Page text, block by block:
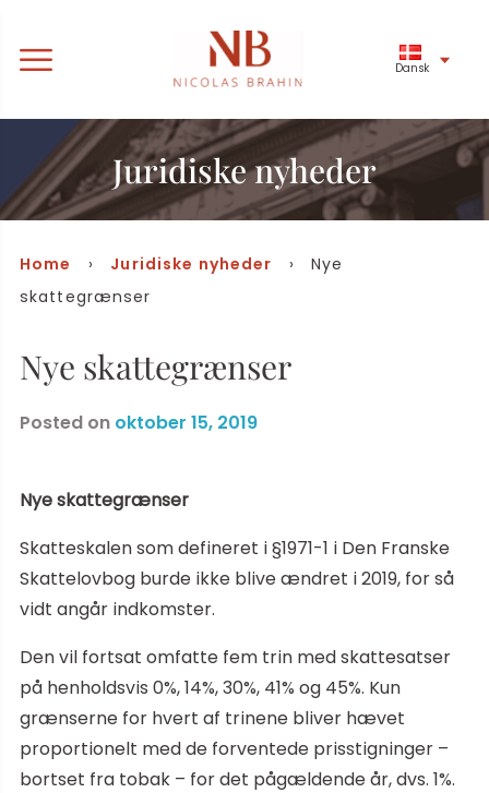
Dansk
Juridiske nyheder
Home › Juridiske nyheder › Nye
skattegrænser
Nye skattegrænser
Posted on oktober 15, 2019
Nye skattegrænser
Skatteskalen som defineret i §1971-1 i Den Franske
Skattelovbog burde ikke blive ændret i 2019, for så
vidt angår indkomster.
Den vil fortsat omfatte fem trin med skattesatser
på henholdsvis 0%, 14%, 30%, 41% og 45%. Kun
grænserne for hvert af trinene bliver hævet
proportionelt med de forventede prisstigninger –
bortset fra tobak – for det pågældende år, dvs. 1%.